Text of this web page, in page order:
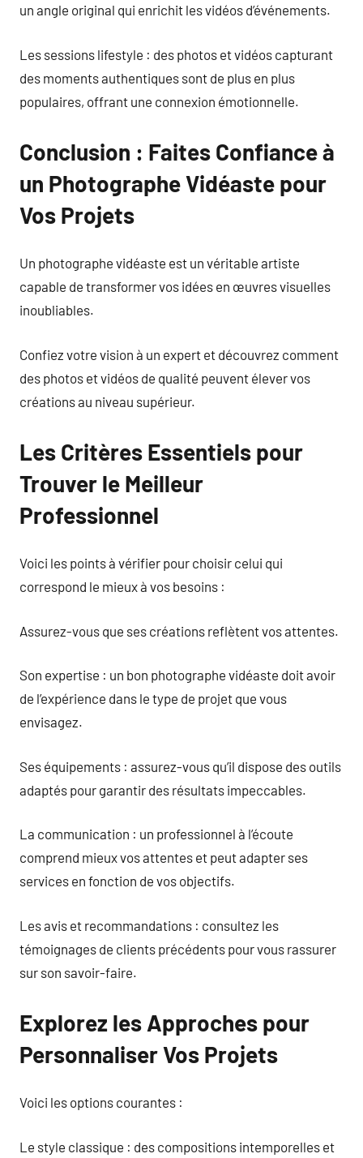
un angle original qui enrichit les vidéos d’événements.
Les sessions lifestyle : des photos et vidéos capturant
des moments authentiques sont de plus en plus
populaires, offrant une connexion émotionnelle.
Conclusion : Faites Confiance à
un Photographe Vidéaste pour
Vos Projets
Un photographe vidéaste est un véritable artiste
capable de transformer vos idées en œuvres visuelles
inoubliables.
Confiez votre vision à un expert et découvrez comment
des photos et vidéos de qualité peuvent élever vos
créations au niveau supérieur.
Les Critères Essentiels pour
Trouver le Meilleur
Professionnel
Voici les points à vérifier pour choisir celui qui
correspond le mieux à vos besoins :
Assurez-vous que ses créations reflètent vos attentes.
Son expertise : un bon photographe vidéaste doit avoir
de l’expérience dans le type de projet que vous
envisagez.
Ses équipements : assurez-vous qu’il dispose des outils
adaptés pour garantir des résultats impeccables.
La communication : un professionnel à l’écoute
comprend mieux vos attentes et peut adapter ses
services en fonction de vos objectifs.
Les avis et recommandations : consultez les
témoignages de clients précédents pour vous rassurer
sur son savoir-faire.
Explorez les Approches pour
Personnaliser Vos Projets
Voici les options courantes :
Le style classique : des compositions intemporelles et